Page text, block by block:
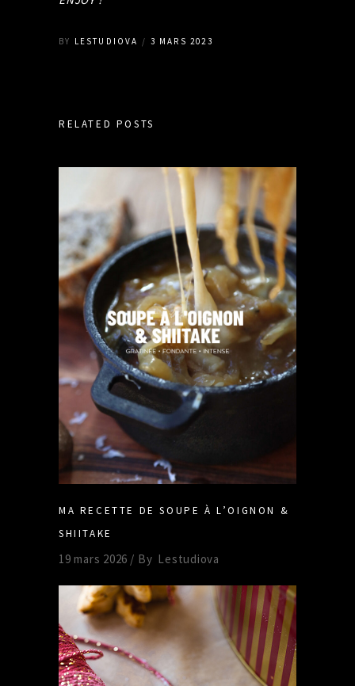
BY LESTUDIOVA 3 MARS 2023
RELATED POSTS
MA RECETTE DE SOUPE À L’OIGNON &
SHIITAKE
19 mars 2026 By Lestudiova